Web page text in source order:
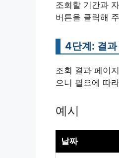
조회할 기간과
버튼을 클릭해
4단계: 결과
조회 결과 페이
으니 필요에 따
예시
날짜